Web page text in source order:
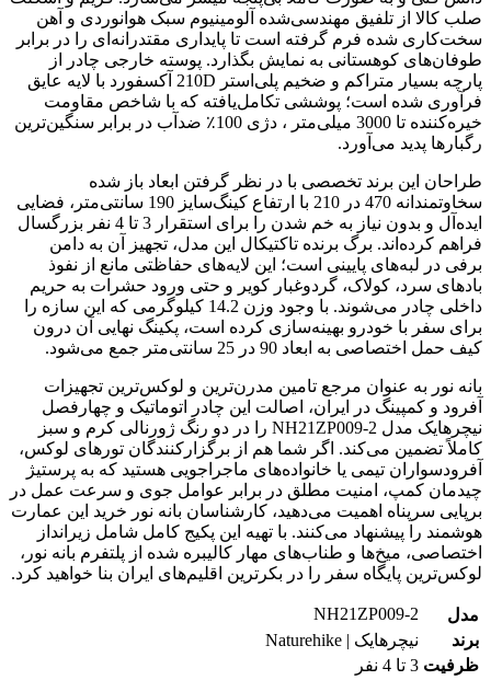
صلب کالا از تلفیق مهندسی‌شده آلومینیوم سبک هوانوردی و آهن
سخت‌کاری شده فرم گرفته است تا پایداری مقتدرانه‌ای را در برابر
طوفان‌های کوهستانی به نمایش بگذارد. پوسته خارجی چادر از
پارچه بسیار متراکم و ضخیم پلی‌استر 210D آکسفورد با لایه عایق
فرآوری شده است؛ پوششی تکامل‌یافته که با شاخص مقاومت
خیره‌کننده تا 3000 میلی‌متر ، دژی 100٪ ضدآب در برابر سنگین‌ترین
رگبارها پدید می‌آورد.
طراحان این برند تخصصی با در نظر گرفتن ابعاد باز شده
سخاوتمندانه 470 در 210 با ارتفاع کینگ‌سایز 190 سانتی‌متر، فضایی
ایده‌آل و بدون نیاز به خم شدن را برای استقرار 3 تا 4 نفر بزرگسال
فراهم کرده‌اند. برگ برنده تاکتیکال این مدل، تجهیز آن به دامن
برفی در لبه‌های پایینی است؛ این لایه‌های حفاظتی مانع از نفوذ
بادهای سرد، کولاک، گردوغبار کویر و حتی ورود حشرات به حریم
داخلی چادر می‌شوند. با وجود وزن 14.2 کیلوگرمی که این سازه را
برای سفر با خودرو بهینه‌سازی کرده است، پکینگ نهایی آن درون
کیف حمل اختصاصی به ابعاد 90 در 25 سانتی‌متر جمع می‌شود.
بانه نور به عنوان مرجع تامین مدرن‌ترین و لوکس‌ترین تجهیزات
آفرود و کمپینگ در ایران، اصالت این چادر اتوماتیک و چهارفصل
نیچرهایک مدل NH21ZP009-2 را در دو رنگ ژورنالی کرم و سبز
کاملاً تضمین می‌کند. اگر شما هم از برگزارکنندگان تورهای لوکس،
آفرودسواران تیمی یا خانواده‌های ماجراجویی هستید که به پرستیژ
چیدمان کمپ، امنیت مطلق در برابر عوامل جوی و سرعت عمل در
برپایی سرپناه اهمیت می‌دهید، کارشناسان بانه نور خرید این عمارت
هوشمند را پیشنهاد می‌کنند. با تهیه این پکیج کامل شامل زیرانداز
اختصاصی، میخ‌ها و طناب‌های مهار کالیبره شده از پلتفرم بانه نور،
لوکس‌ترین پایگاه سفر را در بکرترین اقلیم‌های ایران بنا خواهید کرد.
مدل
NH21ZP009-2
برند
نیچرهایک | Naturehike
ظرفیت 3 تا 4 نفر